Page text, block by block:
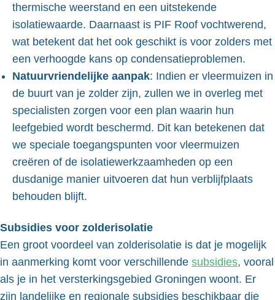
thermische weerstand en een uitstekende
isolatiewaarde. Daarnaast is PIF Roof vochtwerend,
wat betekent dat het ook geschikt is voor zolders met
een verhoogde kans op condensatieproblemen.
Natuurvriendelijke aanpak: Indien er vleermuizen in
de buurt van je zolder zijn, zullen we in overleg met
specialisten zorgen voor een plan waarin hun
leefgebied wordt beschermd. Dit kan betekenen dat
we speciale toegangspunten voor vleermuizen
creëren of de isolatiewerkzaamheden op een
dusdanige manier uitvoeren dat hun verblijfplaats
behouden blijft.
Subsidies voor zolderisolatie
Een groot voordeel van zolderisolatie is dat je mogelijk
in aanmerking komt voor verschillende subsidies, vooral
als je in het versterkingsgebied Groningen woont. Er
zijn landelijke en regionale subsidies beschikbaar die